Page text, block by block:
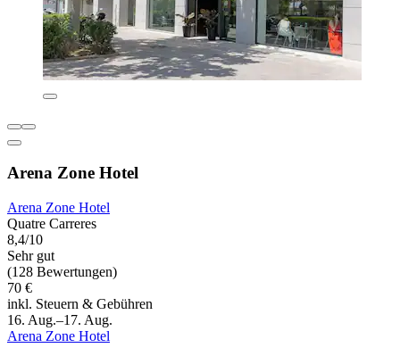
Arena Zone Hotel
Arena Zone Hotel
Quatre Carreres
8,4/10
Sehr gut
(128 Bewertungen)
70 €
inkl. Steuern & Gebühren
16. Aug.–17. Aug.
Arena Zone Hotel